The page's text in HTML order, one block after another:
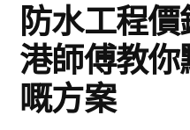
5
大
技
防水工程
港師傅教
嘅方案